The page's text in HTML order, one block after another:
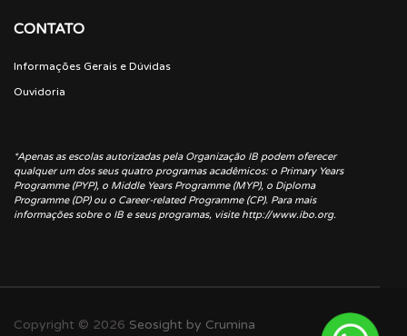
CONTATO
Informações Gerais e Dúvidas
Ouvidoria
*Apenas as escolas autorizadas pela Organização IB podem oferecer
qualquer um dos seus quatro programas acadêmicos: o Primary Years
Programme (PYP), o Middle Years Programme (MYP), o Diploma
Programme (DP) ou o Career-related Programme (CP). Para mais
informações sobre o IB e seus programas, visite http://www.ibo.org.
Copyright © 2026 Seosight by Crumina